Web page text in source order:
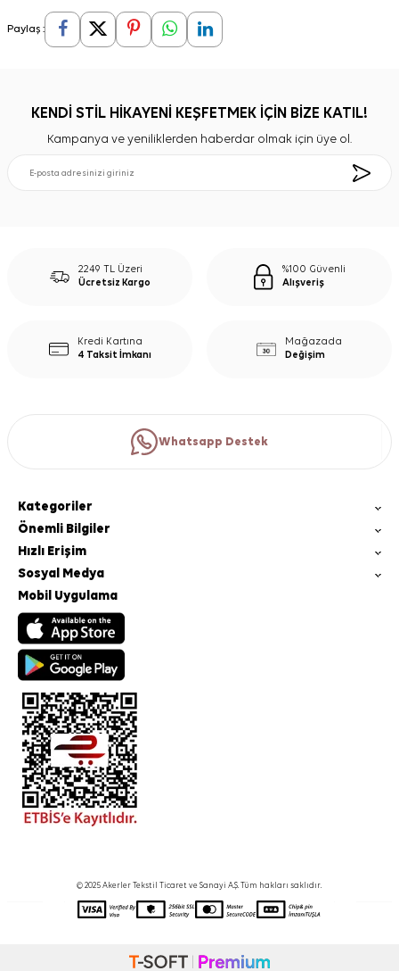
Paylaş :
KENDİ STİL HİKAYENİ KEŞFETMEK İÇİN BİZE KATIL!
Kampanya ve yeniliklerden haberdar olmak için üye ol.
2249 TL Üzeri
Ücretsiz Kargo
%100 Güvenli
Alışveriş
Kredi Kartına
4 Taksit İmkanı
Mağazada
Değişim
Whatsapp Destek
Kategoriler
Önemli Bilgiler
Hızlı Erişim
Sosyal Medya
Mobil Uygulama
© 2025 Akerler Tekstil Ticaret ve Sanayi A.Ş. Tüm hakları saklıdır.